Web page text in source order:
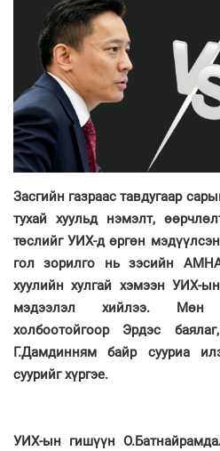
Засгийн газраас тавдугаар
тухай хуульд нэмэлт,
төслийг УИХ-д өргөн
гол зорилго нь зэсийн
хуулийн хулгай хэмээн УИХ-
мэдээлэл хийлээ. Мөн
холбоотойгоор Эрдэс
Г.Дамдинням байр сууриа
суурийг хүргэе.
УИХ-ын гишүүн